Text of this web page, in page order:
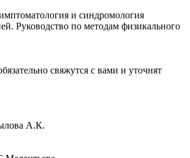
и синдромология
Руководство по методам физикального
свяжутся с вами и уточнят
А.К.